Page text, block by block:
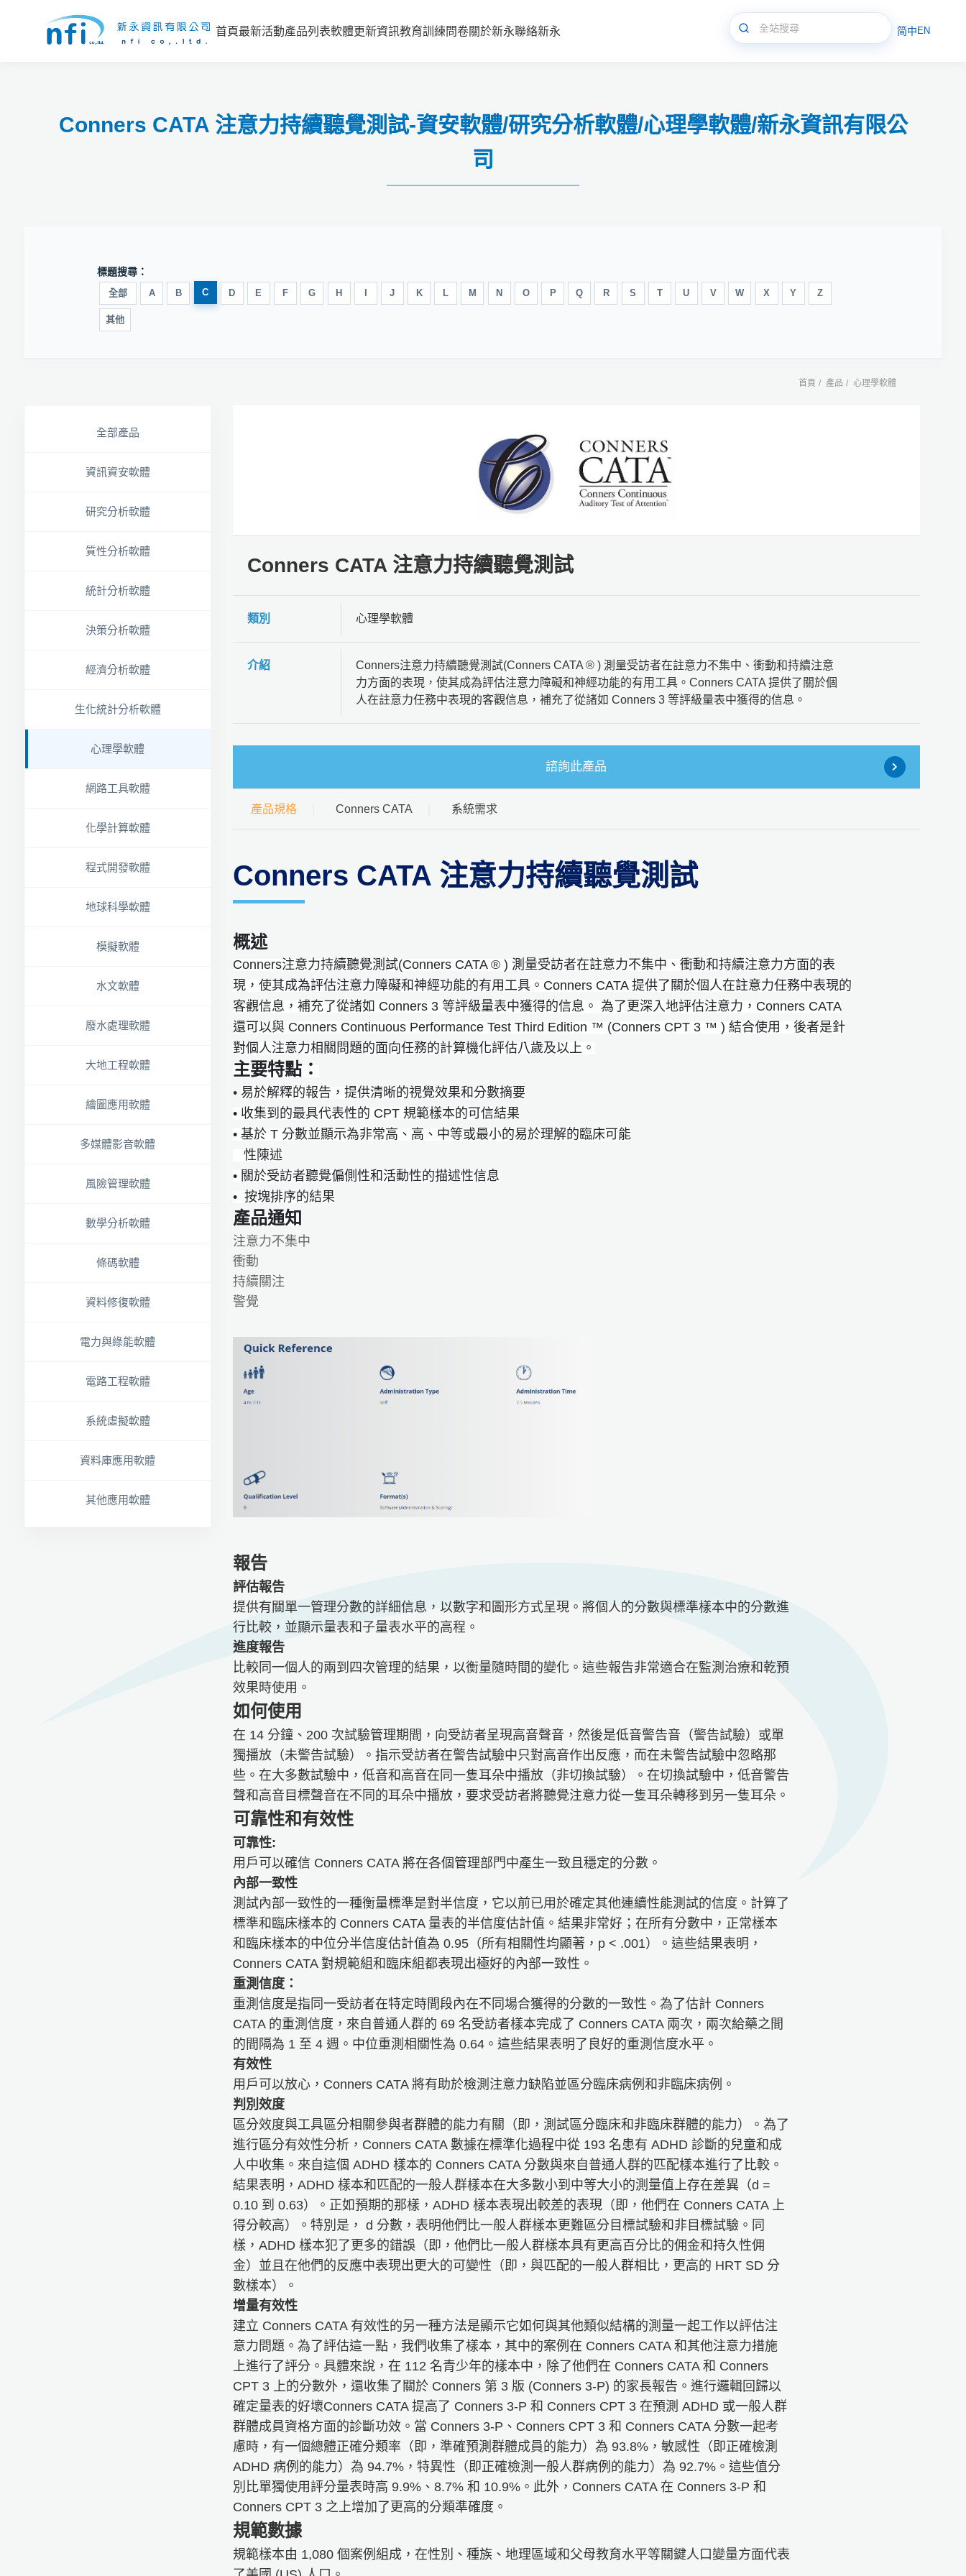
Conners CATA 注意力持續聽覺測試-資安軟體/研究分析軟體/心理學軟體/新永資訊有限公
司
首頁最新活動產品列表軟體更新資訊教育訓練問卷關於新永聯絡新永 简中 EN
標題搜尋：
全部 A B C D E F G H J K L M N O P Q R S T U V W X Y Z
其他
首頁 產品 心理學軟體
全部產品
資訊資安軟體
研究分析軟體
質性分析軟體
統計分析軟體
決策分析軟體
經濟分析軟體
生化統計分析軟體
心理學軟體
網路工具軟體
化學計算軟體
程式開發軟體
地球科學軟體
模擬軟體
水文軟體
廢水處理軟體
大地工程軟體
繪圖應用軟體
多媒體影音軟體
風險管理軟體
數學分析軟體
條碼軟體
資料修復軟體
電力與綠能軟體
電路工程軟體
系統虛擬軟體
資料庫應用軟體
其他應用軟體
Conners CATA 注意力持續聽覺測試
類別 心理學軟體
介紹
Conners注意力持續聽覺測試(Conners CATA ® ) 測量受訪者在註意力不集中、衝動和持續注意
力方面的表現，使其成為評估注意力障礙和神經功能的有用工具。Conners CATA 提供了關於個
人在註意力任務中表現的客觀信息，補充了從諸如 Conners 3 等評級量表中獲得的信息。
諮詢此產品
產品規格 Conners CATA 系統需求
Conners CATA 注意力持續聽覺測試
概述
Conners注意力持續聽覺測試(Conners CATA ® ) 測量受訪者在註意力不集中、衝動和持續注意力方面的表
現，使其成為評估注意力障礙和神經功能的有用工具。Conners CATA 提供了關於個人在註意力任務中表現的
客觀信息，補充了從諸如 Conners 3 等評級量表中獲得的信息。 為了更深入地評估注意力，Conners CATA
還可以與 Conners Continuous Performance Test Third Edition ™ (Conners CPT 3 ™ ) 結合使用，後者是針
對個人注意力相關問題的面向任務的計算機化評估八歲及以上。
主要特點：
• 易於解釋的報告，提供清晰的視覺效果和分數摘要
• 收集到的最具代表性的 CPT 規範樣本的可信結果
• ​基於 T 分數並顯示為非常高、高、中等或最小的易於理解的臨床可能
​ ​​​​​​性陳述
• ​關於受訪者聽覺偏側性和活動性的描述性信息
• ​ 按塊排序的結果
產品通知
注意力不集中
衝動
持續關注
警覺
報告
評估報告
提供有關單一管理分數的詳細信息，以數字和圖形方式呈現。將個人的分數與標準樣本中的分數進
行比較，並顯示量表和子量表水平的高程。
進度報告
比較同一個人的兩到四次管理的結果，以衡量隨時間的變化。這些報告非常適合在監測治療和乾預
效果時使用。
如何使用​​
在 14 分鐘、200 次試驗管理期間，向受訪者呈現高音聲音，然後是低音警告音（警告試驗）或單
獨播放（未警告試驗）。指示受訪者在警告試驗中只對高音作出反應，而在未警告試驗中忽略那
些。在大多數試驗中，低音和高音在同一隻耳朵中播放（非切換試驗）。在切換試驗中，低音警告
聲和高音目標聲音在不同的耳朵中播放，要求受訪者將聽覺注意力從一隻耳朵轉移到另一隻耳朵。
可靠性和有效性
可靠性:
用戶可以確信 Conners CATA 將在各個管理部門中產生一致且穩定的分數。
內部一致性
​​​​​測試內部一致性的一種衡量標準是對半信度，它以前已用於確定其他連續性能測試的信度。計算了
標準和臨床樣本的 Conners CATA 量表的半信度估計值。結果非常好；在所有分數中，正常樣本
和臨床樣本的中位分半信度估計值為 0.95（所有相關性均顯著，p < .001）。這些結果表明，
Conners CATA 對規範組和臨床組都表現出極好的內部一致性。
重測信度：
重測信度是指同一受訪者在特定時間段內在不同場合獲得的分數的一致性。為了估計 Conners
CATA 的重測信度，來自普通人群的 69 名受訪者樣本完成了 Conners CATA 兩次，兩次給藥之間
的間隔為 1 至 4 週。中位重測相關性為 0.64。這些結果表明了良好的重測信度水平。
有效性
用戶可以放心，Conners CATA 將有助於檢測注意力缺陷並區分臨床病例和非臨床病例。
判別效度
​​​​​區分效度與工具區分相關參與者群體的能力有關（即，測試區分臨床和非臨床群體的能力）。為了
進行區分有效性分析，Conners CATA 數據在標準化過程中從 193 名患有 ADHD 診斷的兒童和成
人中收集。來自這個 ADHD 樣本的 Conners CATA 分數與來自普通人群的匹配樣本進行了比較。
結果表明，ADHD 樣本和匹配的一般人群樣本在大多數小到中等大小的測量值上存在差異（d =
0.10 到 0.63）。正如預期的那樣，ADHD 樣本表現出較差的表現（即，他們在 Conners CATA 上
得分較高）。特別是， d 分數，表明他們比一般人群樣本更難區分目標試驗和非目標試驗。同
樣，ADHD 樣本犯了更多的錯誤（即，他們比一般人群樣本具有更高百分比的佣金和持久性佣
金）並且在他們的反應中表現出更大的可變性（即，與匹配的一般人群相比，更高的 HRT SD 分
數樣本）。
增量有效性
建立 Conners CATA 有效性的另一種方法是顯示它如何與其他類似結構的測量一起工作以評估注
意力問題。為了評估這一點，我們收集了樣本，其中的案例在 Conners CATA 和其他注意力措施
上進行了評分。具體來說，在 112 名青少年的樣本中，除了他們在 Conners CATA 和 Conners
CPT 3 上的分數外，還收集了關於 Conners 第 3 版 (Conners 3-P) 的家長報告。進行邏輯回歸以
確定量表的好壞Conners CATA 提高了 Conners 3-P 和 Conners CPT 3 在預測 ADHD 或一般人群
群體成員資格方面的診斷功效。當 Conners 3-P、Conners CPT 3 和 Conners CATA 分數一起考
慮時，有一個總體正確分類率（即，準確預測群體成員的能力）為 93.8%，敏感性（即正確檢測
ADHD 病例的能力）為 94.7%，特異性（即正確檢測一般人群病例的能力）為 92.7%。這些值分
別比單獨使用評分量表時高 9.9%、8.7% 和 10.9%。此外，Conners CATA 在 Conners 3-P 和
Conners CPT 3 之上增加了更高的分類準確度。
規範數據
規範樣本由 1,080 個案例組成，在性別、種族、地理區域和父母教育水平等關鍵人口變量方面代表